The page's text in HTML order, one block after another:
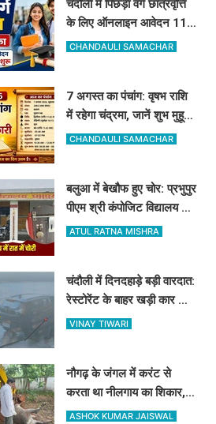
चंदौली में पिछड़ा वर्ग छात्रवृत्ति
के लिए ऑनलाइन आवेदन 11
अगस्त से शुरू, देखें पूरा शेड्यूल
CHANDAULI SAMACHAR
7 अगस्त का पंचांग: वृषभ राशि
में रहेगा चंद्रमा, जानें शुभ मुहूर्त,
राहुकाल और योग
CHANDAULI SAMACHAR
बलुआ में बेखौफ हुए चोर: प्रभुपुर
पीएम श्री कंपोजिट विद्यालय के
किचन का ताला तोड़ हजारों का
ATUL RATNA MISHRA
चंदौली में दिनदहाड़े बड़ी वारदात:
रेस्टोरेंट के बाहर खड़ी कार का
शीशा तोड़कर 20 हजार और बैग
VINAY TIWARI
नौगढ़ के जंगल में करंट से
करता था नीलगाय का शिकार,
रेंजर अमित श्रीवास्तव की टीम
ASHOK KUMAR JAISWAL